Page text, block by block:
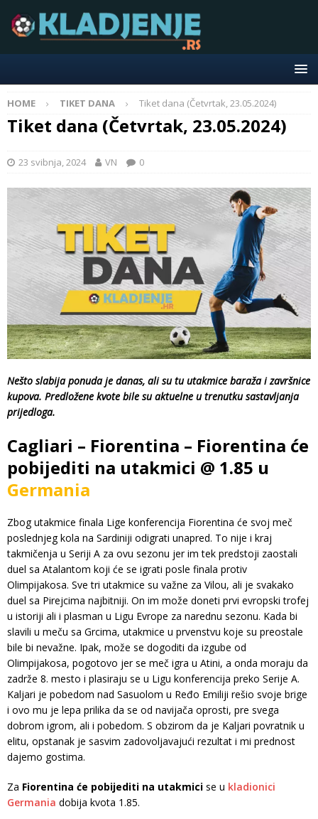
HOME TIKET DANA Tiket dana (Četvrtak, 23.05.2024)
Tiket dana (Četvrtak, 23.05.2024)
23 svibnja, 2024 VN 0
Nešto slabija ponuda je danas, ali su tu utakmice baraža i završnice
kupova. Predložene kvote bile su aktuelne u trenutku sastavljanja
prijedloga.
Cagliari – Fiorentina – Fiorentina će
pobijediti na utakmici @ 1.85 u
Germania
Zbog utakmice finala Lige konferencija Fiorentina će svoj meč
poslednjeg kola na Sardiniji odigrati unapred. To nije i kraj
takmičenja u Seriji A za ovu sezonu jer im tek predstoji zaostali
duel sa Atalantom koji će se igrati posle finala protiv
Olimpijakosa. Sve tri utakmice su važne za Vilou, ali je svakako
duel sa Pirejcima najbitniji. On im može doneti prvi evropski trofej
u istoriji ali i plasman u Ligu Evrope za narednu sezonu. Kada bi
slavili u meču sa Grcima, utakmice u prvenstvu koje su preostale
bile bi nevažne. Ipak, može se dogoditi da izgube od
Olimpijakosa, pogotovo jer se meč igra u Atini, a onda moraju da
zadrže 8. mesto i plasiraju se u Ligu konferencija preko Serije A.
Kaljari je pobedom nad Sasuolom u Ređo Emiliji rešio svoje brige
i ovo mu je lepa prilika da se od navijača oprosti, pre svega
dobrom igrom, ali i pobedom. S obzirom da je Kaljari povratnik u
elitu, opstanak je sasvim zadovoljavajući rezultat i mi prednost
dajemo gostima.
Za Fiorentina će pobijediti na utakmici se u kladionici
Germania dobija kvota 1.85.